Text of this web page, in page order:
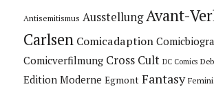
Antisemitismus Ausstellung Avant-
Carlsen Comicadaption
Comicverfilmung Cross Cult DC Comics
Edition Moderne Egmont Fantasy